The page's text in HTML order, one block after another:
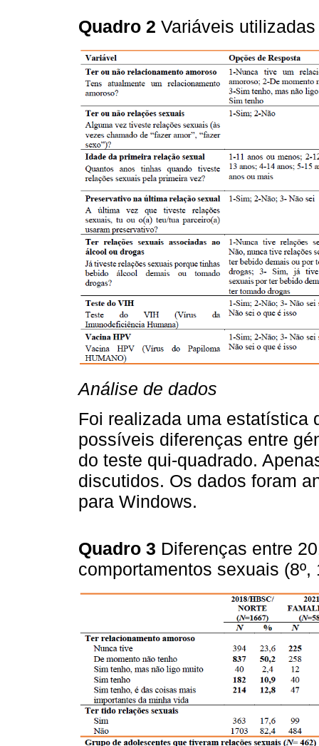
Quadro 2 Variáveis
Análise de dados
Foi realizada uma estatística
possíveis diferenças entre
do teste qui-quadrado.
discutidos. Os dados foram
para Windows.
Quadro 3 Diferenças entre
comportamentos sexuais (8º,